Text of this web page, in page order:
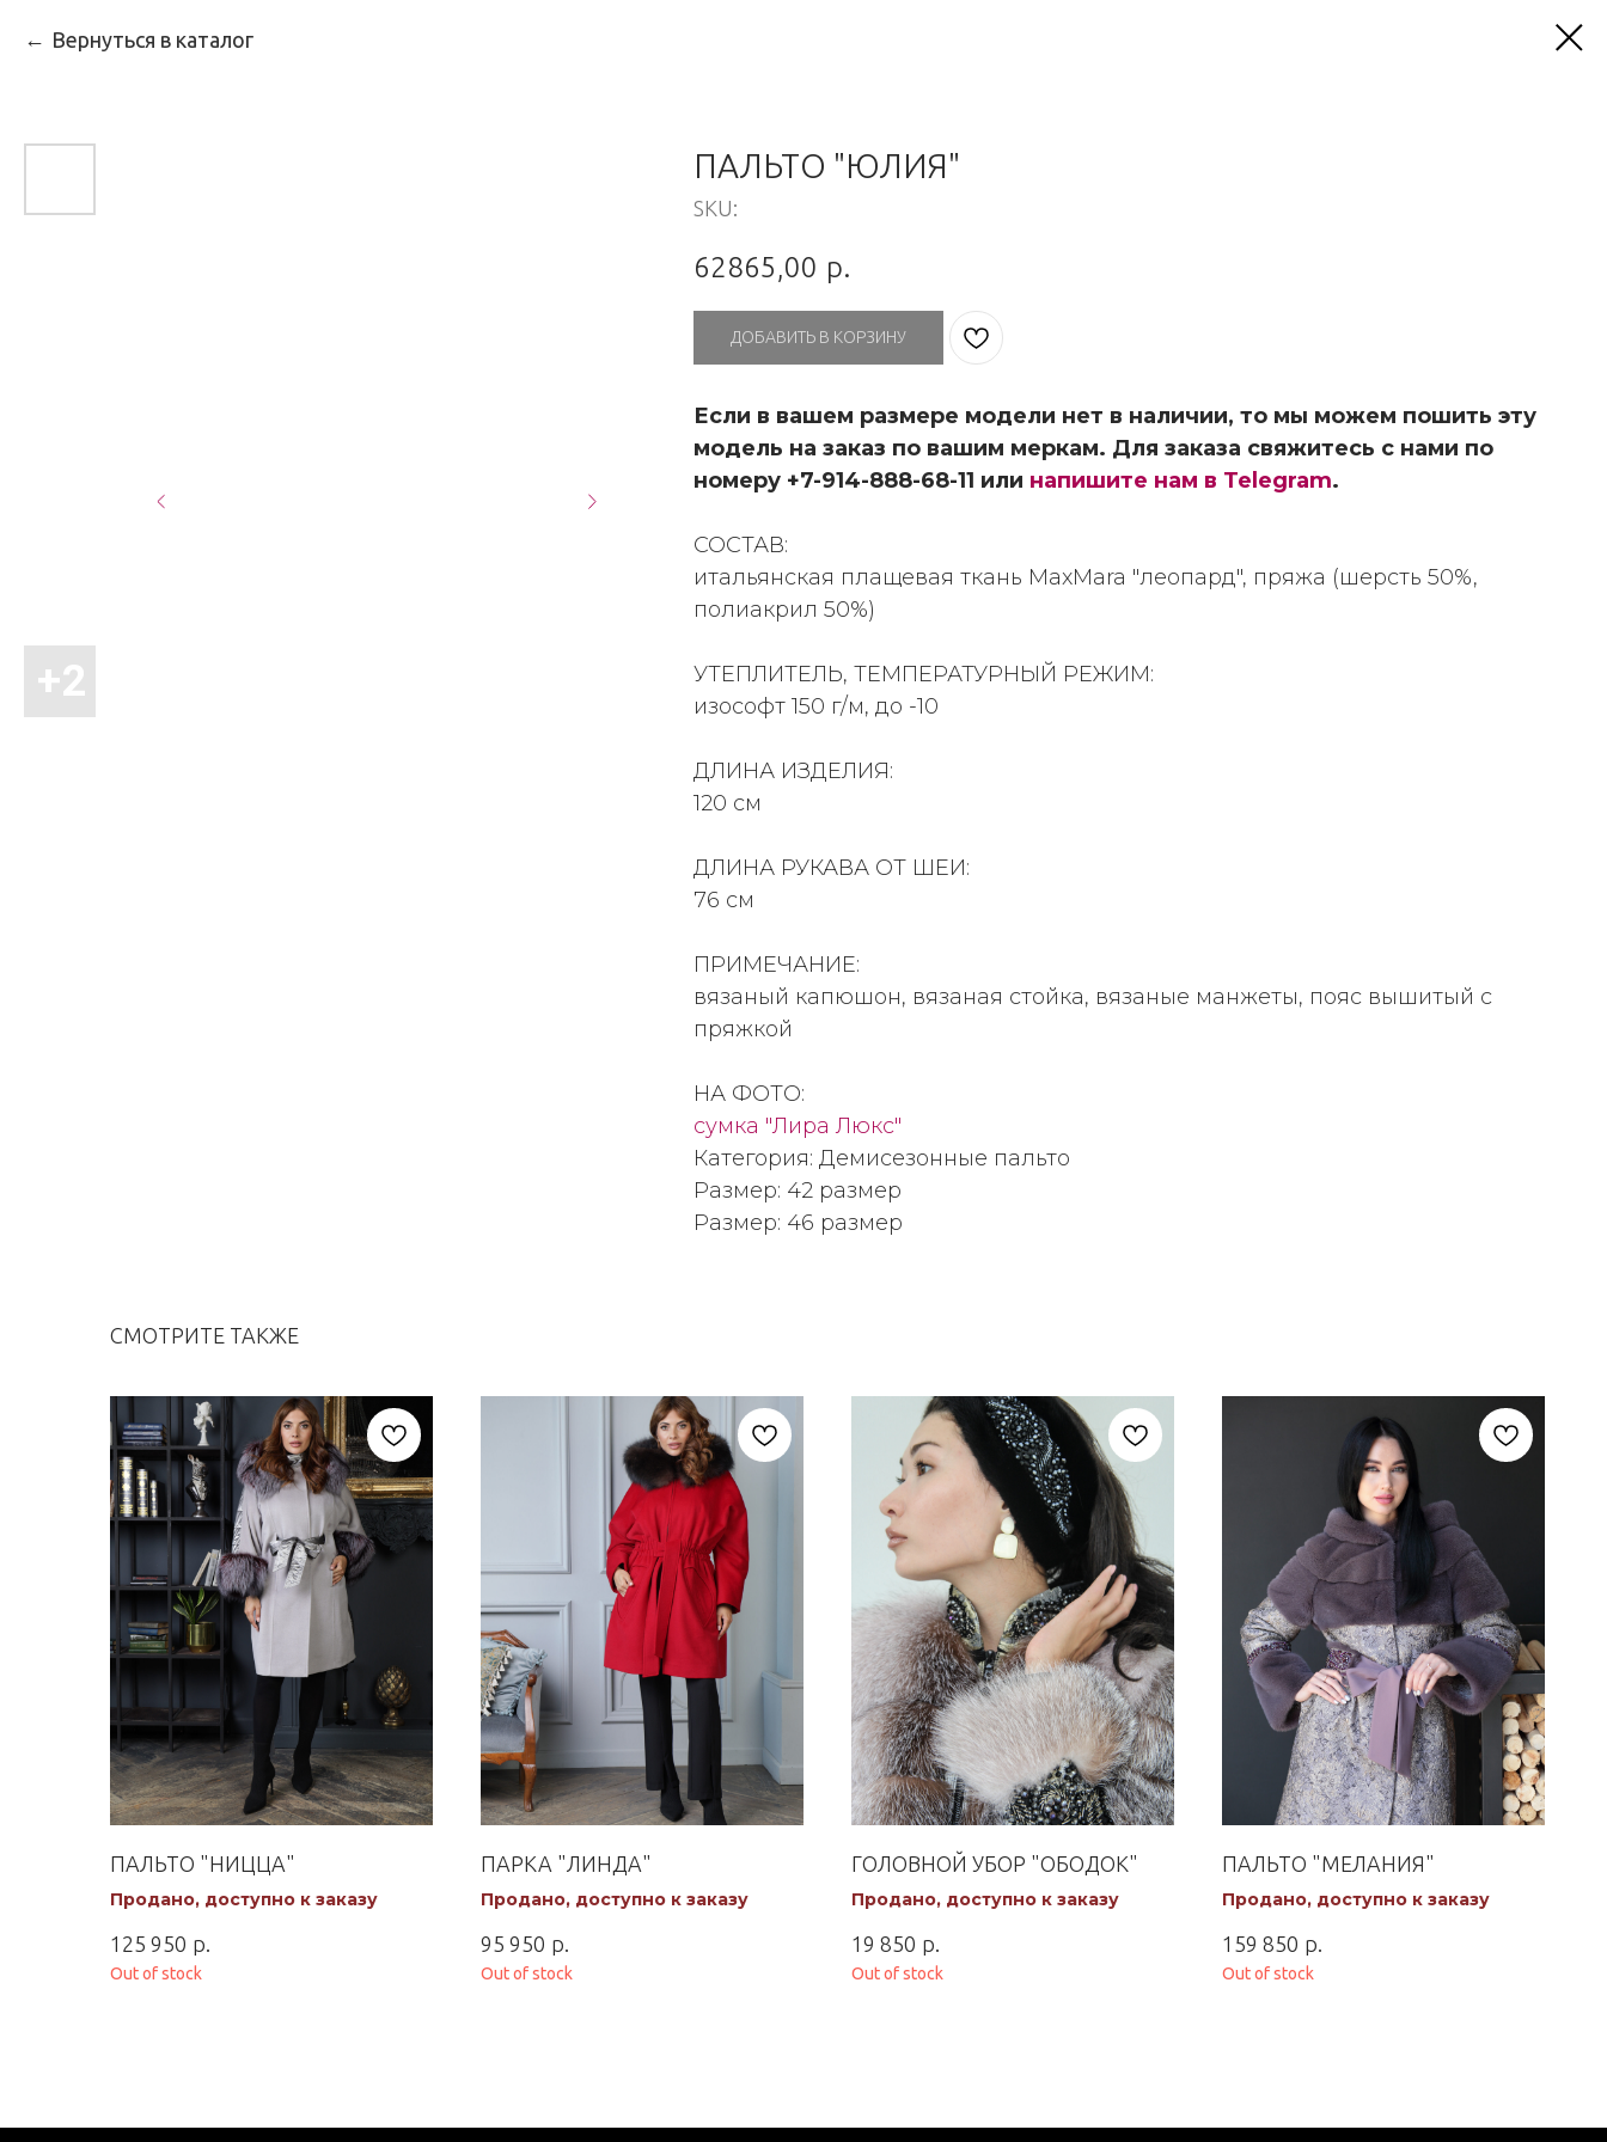
Вернуться в каталог
ПАЛЬТО "ЮЛИЯ"
SKU:
62865,00 р.
ДОБАВИТЬ В КОРЗИНУ
Если в вашем размере модели нет в наличии, то мы можем пошить эту
модель на заказ по вашим меркам. Для заказа свяжитесь с нами по
номеру +7-914-888-68-11 или напишите нам в Telegram.
СОСТАВ:
итальянская плащевая ткань MaxMara "леопард", пряжа (шерсть 50%,
полиакрил 50%)
УТЕПЛИТЕЛЬ, ТЕМПЕРАТУРНЫЙ РЕЖИМ:
изософт 150 г/м, до -10
ДЛИНА ИЗДЕЛИЯ:
120 см
ДЛИНА РУКАВА ОТ ШЕИ:
76 см
ПРИМЕЧАНИЕ:
вязаный капюшон, вязаная стойка, вязаные манжеты, пояс вышитый с
пряжкой
НА ФОТО:
сумка "Лира Люкс"
Категория: Демисезонные пальто
Размер: 42 размер
Размер: 46 размер
СМОТРИТЕ ТАКЖЕ
ПАЛЬТО "НИЦЦА"
Продано, доступно к заказу
125 950 р.
Out of stock
ПАРКА "ЛИНДА"
Продано, доступно к заказу
95 950 р.
Out of stock
ГОЛОВНОЙ УБОР "ОБОДОК"
Продано, доступно к заказу
19 850 р.
Out of stock
ПАЛЬТО "МЕЛАНИЯ"
Продано, доступно к заказу
159 850 р.
Out of stock